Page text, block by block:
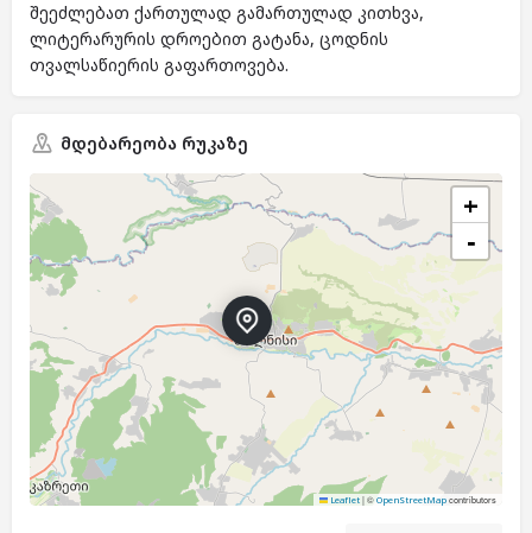
შეეძლებათ ქართულად გამართულად კითხვა,
ლიტერარურის დროებით გატანა, ცოდნის
თვალსაწიერის გაფართოვება.
მდებარეობა რუკაზე
+
−
Leaflet |© OpenStreetMap contributors